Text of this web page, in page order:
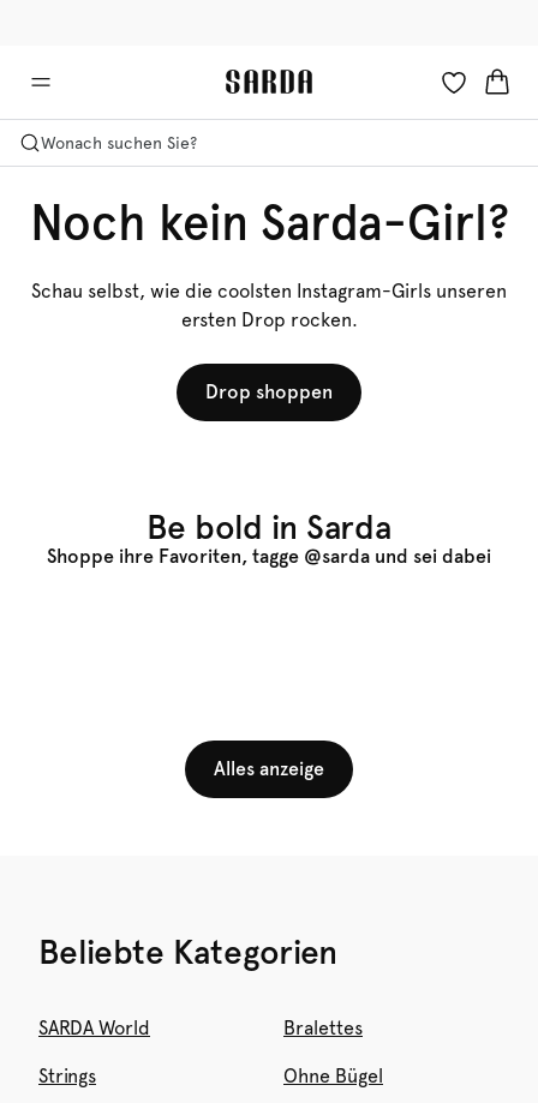
Wonach suchen Sie?
Noch kein Sarda-Girl?
Schau selbst, wie die coolsten Instagram-Girls unseren
ersten Drop rocken.
Drop shoppen
Be bold in Sarda
Shoppe ihre Favoriten, tagge @sarda und sei dabei
Alles anzeige
Beliebte Kategorien
SARDA World Bralettes
Strings Ohne Bügel